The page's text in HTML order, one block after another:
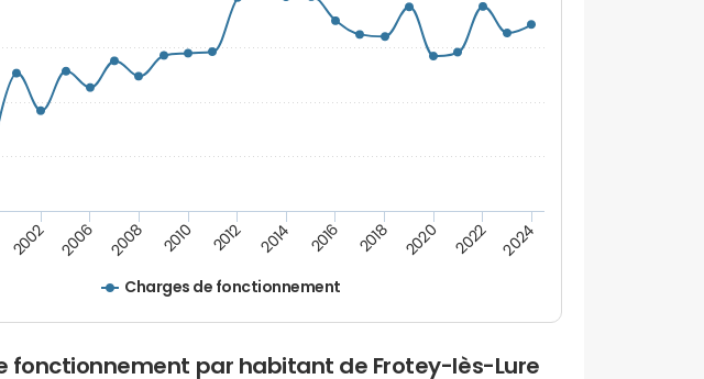
Charges de fonctionnement
2002 2006 2008 2010 2012 2014 2016 2018 2020 2022 2024
fonctionnement par habitant de Frotey-lès-Lure